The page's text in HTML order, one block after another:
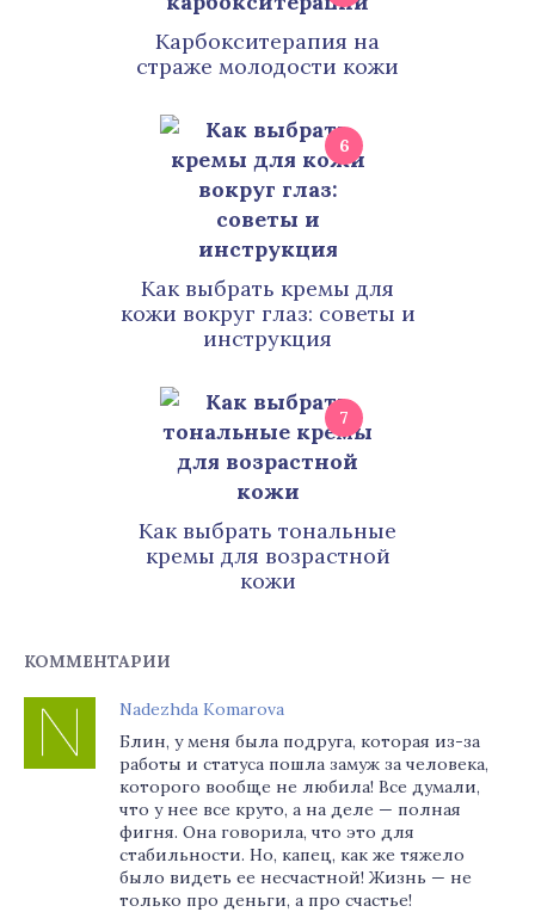
Карбокситерапия на
страже молодости кожи
6
Как выбрать кремы для
кожи вокруг глаз: советы и
инструкция
7
Как выбрать тональные
кремы для возрастной
кожи
КОММЕНТАРИИ
Nadezhda Komarova
Блин, у меня была подруга, которая из-за
работы и статуса пошла замуж за человека,
которого вообще не любила! Все думали,
что у нее все круто, а на деле — полная
фигня. Она говорила, что это для
стабильности. Но, капец, как же тяжело
было видеть ее несчастной! Жизнь — не
только про деньги, а про счастье!